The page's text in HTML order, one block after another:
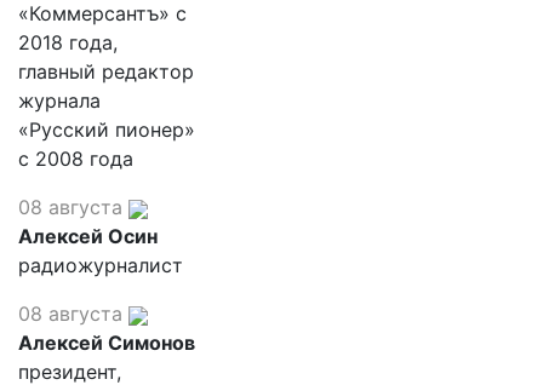
«Коммерсантъ» с
2018 года,
главный редактор
журнала
«Русский пионер»
с 2008 года
08 августа
Алексей Осин
радиожурналист
08 августа
Алексей Симонов
президент,